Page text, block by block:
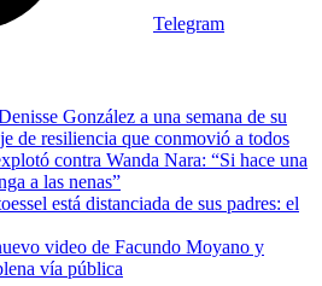
Telegram
González a una semana de su
de resiliencia que conmovió a todos
contra Wanda Nara: “Si hace una
a las nenas”
está distanciada de sus padres: el
video de Facundo Moyano y
vía pública